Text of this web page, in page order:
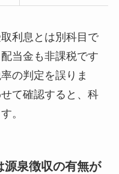
利息とは別科目で
当金も非課税です
の判定を誤りま
て確認すると、科
。
源泉徴収の有無が